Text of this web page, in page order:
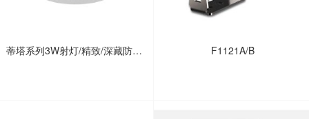
蒂塔系列3W射灯/精致/深藏防眩/
F1121A/B